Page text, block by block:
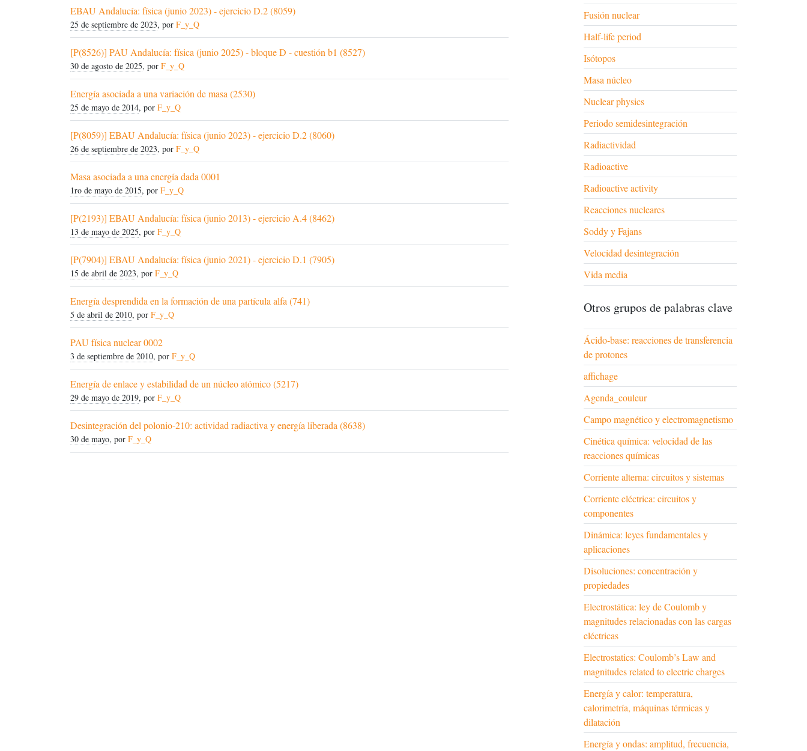
EBAU Andalucía: física (junio 2023) - ejercicio D.2 (8059)
25 de septiembre de 2023, por F_y_Q
[P(8526)] PAU Andalucía: física (junio 2025) - bloque D - cuestión b1 (8527)
30 de agosto de 2025, por F_y_Q
Energía asociada a una variación de masa (2530)
25 de mayo de 2014, por F_y_Q
[P(8059)] EBAU Andalucía: física (junio 2023) - ejercicio D.2 (8060)
26 de septiembre de 2023, por F_y_Q
Masa asociada a una energía dada 0001
1ro de mayo de 2015, por F_y_Q
[P(2193)] EBAU Andalucía: física (junio 2013) - ejercicio A.4 (8462)
13 de mayo de 2025, por F_y_Q
[P(7904)] EBAU Andalucía: física (junio 2021) - ejercicio D.1 (7905)
15 de abril de 2023, por F_y_Q
Energía desprendida en la formación de una partícula alfa (741)
5 de abril de 2010, por F_y_Q
PAU física nuclear 0002
3 de septiembre de 2010, por F_y_Q
Energía de enlace y estabilidad de un núcleo atómico (5217)
29 de mayo de 2019, por F_y_Q
Desintegración del polonio-210: actividad radiactiva y energía liberada (8638)
30 de mayo, por F_y_Q
Fusión nuclear
Half-life period
Isótopos
Masa núcleo
Nuclear physics
Periodo semidesintegración
Radiactividad
Radioactive
Radioactive activity
Reacciones nucleares
Soddy y Fajans
Velocidad desintegración
Vida media
Otros grupos de palabras clave
Ácido-base: reacciones de transferencia
de protones
affichage
Agenda_couleur
Campo magnético y electromagnetismo
Cinética química: velocidad de las
reacciones químicas
Corriente alterna: circuitos y sistemas
Corriente eléctrica: circuitos y
componentes
Dinámica: leyes fundamentales y
aplicaciones
Disoluciones: concentración y
propiedades
Electrostática: ley de Coulomb y
magnitudes relacionadas con las cargas
eléctricas
Electrostatics: Coulomb’s Law and
magnitudes related to electric charges
Energía y calor: temperatura,
calorimetría, máquinas térmicas y
dilatación
Energía y ondas: amplitud, frecuencia,